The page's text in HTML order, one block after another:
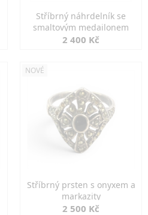
Stříbrný náhrdelník se
smaltovým medailonem
2 400 Kč
NOVÉ
Stříbrný prsten s onyxem a
markazity
2 500 Kč